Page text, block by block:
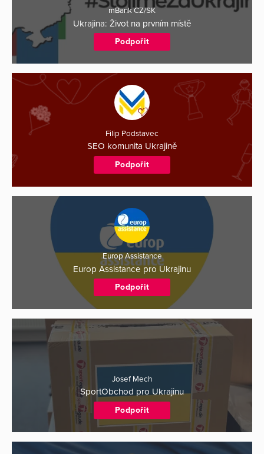
mBank CZ/SK
Ukrajina: Život na prvním místě
Podpořit
Filip Podstavec
SEO komunita Ukrajině
Podpořit
Europ Assistance
Europ Assistance pro Ukrajinu
Podpořit
Josef Mech
SportObchod pro Ukrajinu
Podpořit